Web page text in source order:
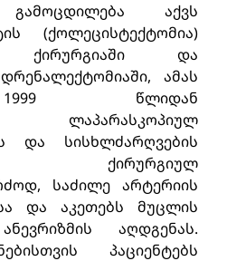
გამოცდილება აქვს
(ქოლეცისტექტომია)
ქირურგიაში და
ამას
წლიდან
და სისხლძარღვების
ქირურგიულ
საძილე არტერიის
და აკეთებს მუცლის
აღდგენას.
პაციენტებს